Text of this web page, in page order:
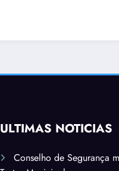
ÚLTIMAS NOTÍCIAS
Conselho de Segurança